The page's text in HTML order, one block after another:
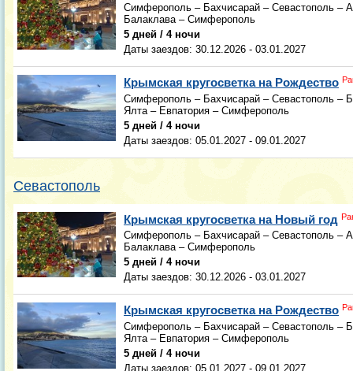
Симферополь – Бахчисарай – Севастополь –
Балаклава – Симферополь
5 дней / 4 ночи
Даты заездов: 30.12.2026 - 03.01.2027
Крымская кругосветка на Рождество
Симферополь – Бахчисарай – Севастополь –
Ялта – Евпатория – Симферополь
5 дней / 4 ночи
Даты заездов: 05.01.2027 - 09.01.2027
Севастополь
Крымская кругосветка на Новый год
Симферополь – Бахчисарай – Севастополь –
Балаклава – Симферополь
5 дней / 4 ночи
Даты заездов: 30.12.2026 - 03.01.2027
Крымская кругосветка на Рождество
Симферополь – Бахчисарай – Севастополь –
Ялта – Евпатория – Симферополь
5 дней / 4 ночи
Даты заездов: 05.01.2027 - 09.01.2027